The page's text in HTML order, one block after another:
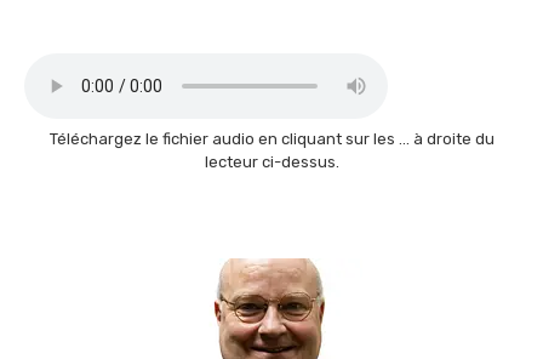
Téléchargez le fichier audio en cliquant sur les … à droite du
lecteur ci-dessus.